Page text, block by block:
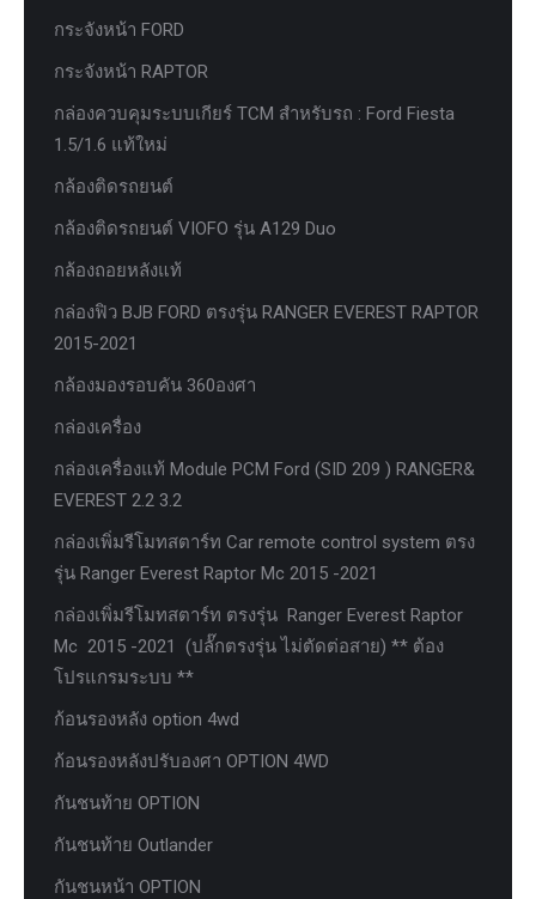
กระจังหน้า FORD
กระจังหน้า RAPTOR
กล่องควบคุมระบบเกียร์ TCM สำหรับรถ : Ford Fiesta
1.5/1.6 แท้ใหม่
กล้องติดรถยนต์
กล้องติดรถยนต์ VIOFO รุ่น A129 Duo
กล้องถอยหลังแท้
กล่องฟิว BJB FORD ตรงรุ่น RANGER EVEREST RAPTOR
2015-2021
กล้องมองรอบคัน 360องศา
กล่องเครื่อง
กล่องเครื่องแท้ Module PCM Ford (SID 209 ) RANGER&
EVEREST 2.2 3.2
กล่องเพิ่มรีโมทสตาร์ท Car remote control system ตรง
รุ่น Ranger Everest Raptor Mc 2015 -2021
กล่องเพิ่มรีโมทสตาร์ท ตรงรุ่น Ranger Everest Raptor
Mc 2015 -2021 (ปลั๊กตรงรุ่น ไม่ตัดต่อสาย) ** ต้อง
โปรแกรมระบบ **
ก้อนรองหลัง option 4wd
ก้อนรองหลังปรับองศา OPTION 4WD
กันชนท้าย OPTION
กันชนท้าย Outlander
กันชนหน้า OPTION